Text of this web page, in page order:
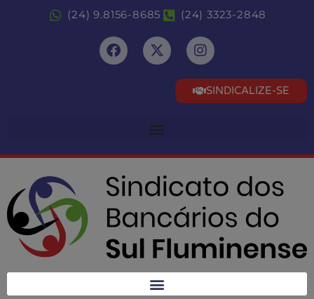
(24) 9.8156-8685 (24) 3323-2848
SINDICALIZE-SE